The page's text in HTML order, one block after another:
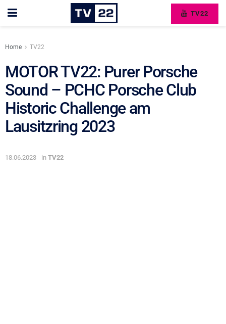
TV22
Home TV22
MOTOR TV22: Purer Porsche
Sound – PCHC Porsche Club
Historic Challenge am
Lausitzring 2023
18.06.2023 in TV22